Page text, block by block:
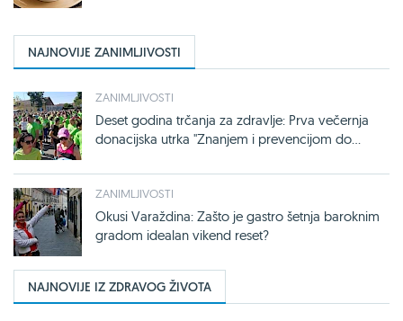
NAJNOVIJE ZANIMLJIVOSTI
ZANIMLJIVOSTI
Deset godina trčanja za zdravlje: Prva večernja
donacijska utrka "Znanjem i prevencijom do...
ZANIMLJIVOSTI
Okusi Varaždina: Zašto je gastro šetnja baroknim
gradom idealan vikend reset?
NAJNOVIJE IZ ZDRAVOG ŽIVOTA